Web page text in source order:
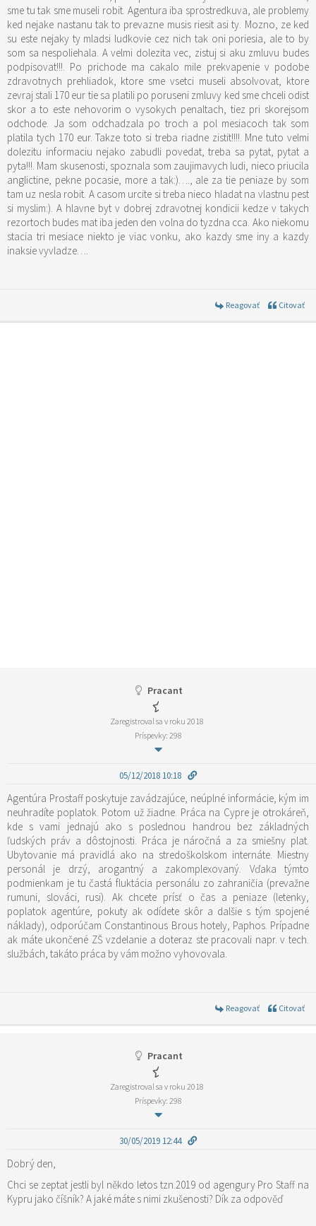
sme tu tak sme museli robit. Agentura iba sprostredkuva, ale problemy
ked nejake nastanu tak to prevazne musis riesit asi ty. Mozno, ze ked
su este nejaky ty mladsi ludkovie cez nich tak oni poriesia, ale to by
som sa nespoliehala. A velmi dolezita vec, zistuj si aku zmluvu budes
podpisovat!!!. Po prichode ma cakalo mile prekvapenie v podobe
zdravotnych prehliadok, ktore sme vsetci museli absolvovat, ktore
zevraj stali 170 eur tie sa platili po poruseni zmluvy ked sme chceli odist
skor a to este nehovorim o vysokych penaltach, tiez pri skorejsom
odchode. Ja som odchadzala po troch a pol mesiacoch tak som
platila tych 170 eur. Takze toto si treba riadne zistit!!!!. Mne tuto velmi
dolezitu informaciu nejako zabudli povedat, treba sa pytat, pytat a
pyta!!!. Mam skusenosti, spoznala som zaujimavych ludi, nieco priucila
anglictine, pekne pocasie, more a tak:)…., ale za tie peniaze by som
tam uz nesla robit. A casom urcite si treba nieco hladat na vlastnu pest
si myslim:). A hlavne byt v dobrej zdravotnej kondicii kedze v takych
rezortoch budes mat iba jeden den volna do tyzdna cca. Ako niekomu
stacia tri mesiace niekto je viac vonku, ako kazdy sme iny a kazdy
inaksie vyvladze….
Reagovať Citovať
Pracant
Zaregistroval sa v roku 2018
Príspevky: 298
05/12/2018 10:18
Agentúra Prostaff poskytuje zavádzajúce, neúplné informácie, kým im
neuhradíte poplatok. Potom už žiadne. Práca na Cypre je otrokáreň,
kde s vami jednajú ako s poslednou handrou bez základných
ľudských práv a dôstojnosti. Práca je náročná a za smiešny plat.
Ubytovanie má pravidlá ako na stredoškolskom internáte. Miestny
personál je drzý, arogantný a zakomplexovaný. Vďaka týmto
podmienkam je tu častá fluktácia personálu zo zahraničia (prevažne
rumuni, slováci, rusi). Ak chcete prísť o čas a peniaze (letenky,
poplatok agentúre, pokuty ak odídete skôr a dalšie s tým spojené
náklady), odporúčam Constantinous Brous hotely, Paphos. Prípadne
ak máte ukončené ZŠ vzdelanie a doteraz ste pracovali napr. v tech.
službách, takáto práca by vám možno vyhovovala.
Reagovať Citovať
Pracant
Zaregistroval sa v roku 2018
Príspevky: 298
30/05/2019 12:44
Dobrý den,
Chci se zeptat jestli byl někdo letos tzn.2019 od agengury Pro Staff na
Kypru jako číšník? A jaké máte s nimi zkušenosti? Dík za odpověď